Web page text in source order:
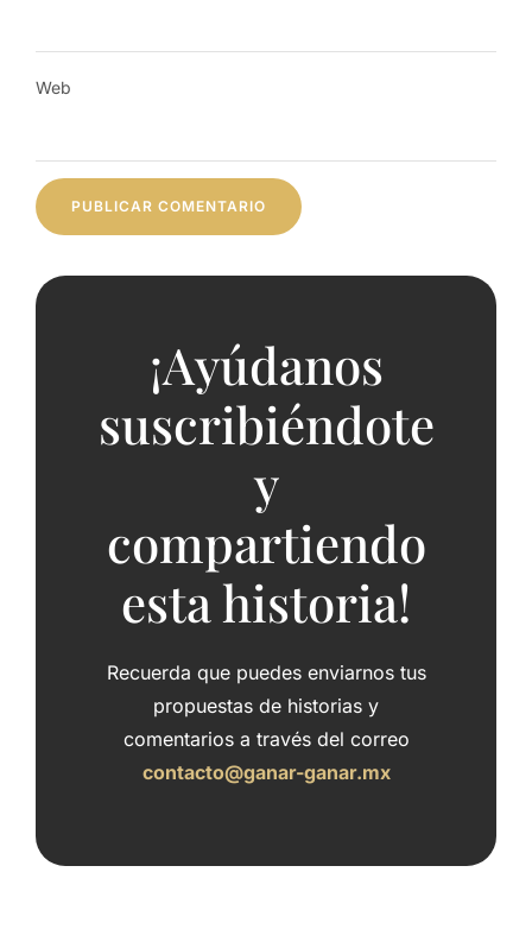
Web
¡Ayúdanos
suscribiéndote
y
compartiendo
esta historia!
Recuerda que puedes enviarnos tus
propuestas de historias y
comentarios a través del correo
contacto@ganar-ganar.mx